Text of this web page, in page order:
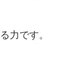
力です。